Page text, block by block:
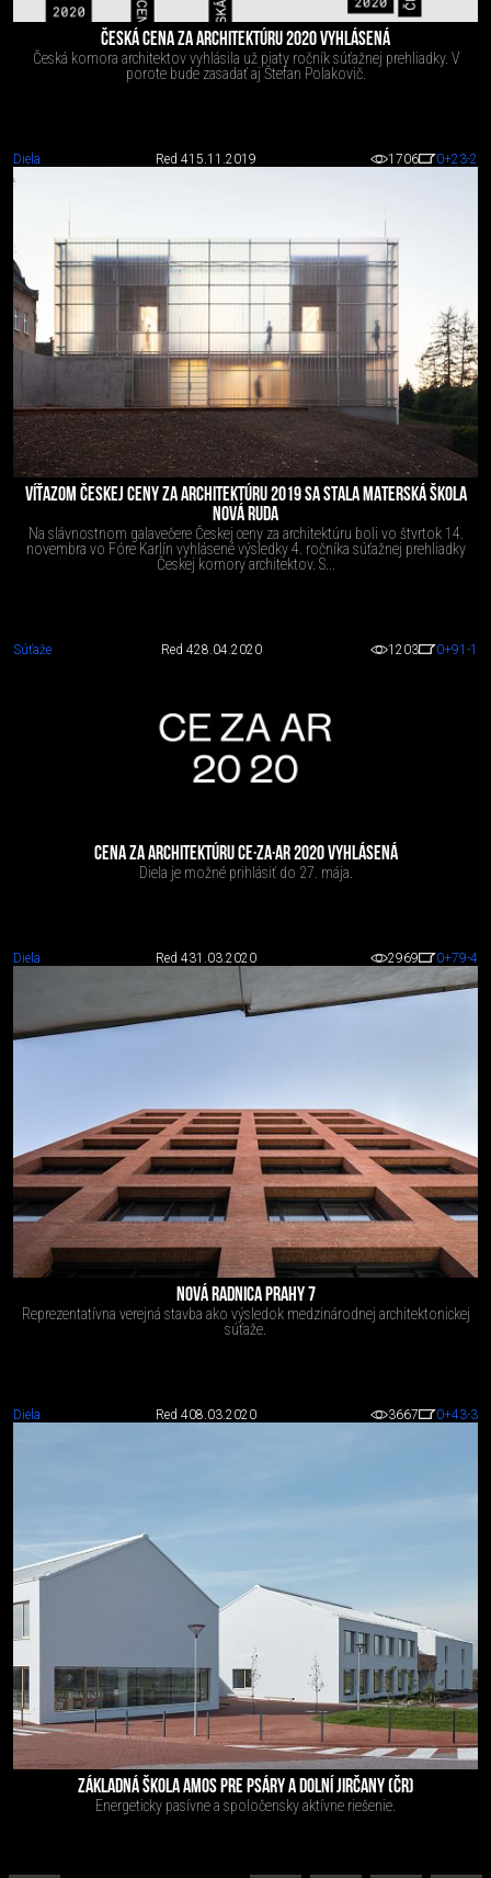
ČESKÁ CENA ZA ARCHITEKTÚRU 2020 VYHLÁSENÁ
Česká komora architektov vyhlásila už piaty ročník súťažnej prehliadky. V
porote bude zasadať aj Štefan Polakovič.
Diela Red 415.11.2019 1706 0+23-2
VÍŤAZOM ČESKEJ CENY ZA ARCHITEKTÚRU 2019 SA STALA MATERSKÁ ŠKOLA
NOVÁ RUDA
Na slávnostnom galavečere Českej ceny za architektúru boli vo štvrtok 14.
novembra vo Fóre Karlín vyhlásené výsledky 4. ročníka súťažnej prehliadky
Českej komory architektov. S...
Súťaže Red 428.04.2020 1203 0+91 -1
CENA ZA ARCHITEKTÚRU CE·ZA·AR 2020 VYHLÁSENÁ
Diela je možné prihlásiť do 27. mája.
Diela Red 431.03.2020 2969 0+79-4
NOVÁ RADNICA PRAHY 7
Reprezentatívna verejná stavba ako výsledok medzinárodnej architektonickej
súťaže.
Diela Red 408.03.2020 3667 0+43-3
ZÁKLADNÁ ŠKOLA AMOS PRE PSÁRY A DOLNÍ JIRČANY (ČR)
Energeticky pasívne a spoločensky aktívne riešenie.